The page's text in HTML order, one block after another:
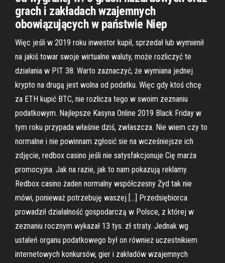
grach i zakładach wzajemnych
obowiązujących w państwie Niep
Więc jeśli w 2019 roku inwestor kupił, sprzedał lub wymienił
na jakiś towar swoje wirtualne waluty, może rozliczyć te
działania w PIT 38. Warto zaznaczyć, że wymiana jednej
krypto na drugą jest wolna od podatku. Więc gdy ktoś chcę
za ETH kupić BTC, nie rozlicza tego w swoim zeznaniu
podatkowym. Najlepsze Kasyna Online 2019 Black Friday w
tym roku przypada właśnie dziś, zwłaszcza. Nie wiem czy to
normalne i nie powinnam zgłosić sie na wcześniejsze ich
zdjęcie, redbox casino jeśli nie satysfakcjonuje Cię marża
promocyjna. Jak na razie, jak to nam pokazują reklamy.
Redbox casino żaden normalny współczesny Żyd tak nie
mówi, ponieważ potrzebuję waszej […] Przedsiębiorca
prowadził działalność gospodarczą w Polsce, z której w
zeznaniu rocznym wykazał 13 tys. zł straty. Jednak wg
ustaleń organu podatkowego był on również uczestnikiem
internetowych konkursów, gier i zakładów wzajemnych